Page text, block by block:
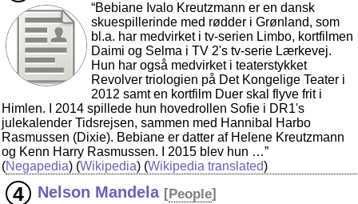
“Bebiane Ivalo Kreutzmann er en dansk
skuespillerinde med rødder i Grønland, som
bl.a. har medvirket i tv-serien Limbo, kortfilmen
Daimi og Selma i TV 2's tv-serie Lærkevej.
Hun har også medvirket i teaterstykket
Revolver triologien på Det Kongelige Teater i
2012 samt en kortfilm Duer skal flyve frit i
Himlen. I 2014 spillede hun hovedrollen Sofie i DR1's
julekalender Tidsrejsen, sammen med Hannibal Harbo
Rasmussen (Dixie). Bebiane er datter af Helene Kreutzmann
og Kenn Harry Rasmussen. I 2015 blev hun …”
(Negapedia) (Wikipedia) (Wikipedia translated)
Nelson Mandela [People]